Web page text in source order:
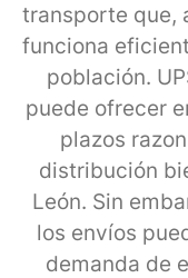
transporte que,
funciona
población.
puede ofrecer
plazos
distribución
León. Sin
los envíos
demanda de